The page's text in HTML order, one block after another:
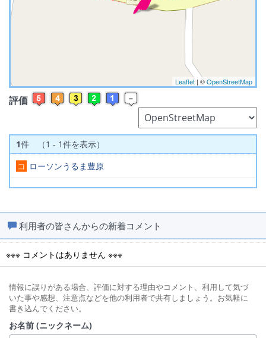
※ マップを検索、表示中です ※
Leaflet | ©OpenStreetMap
評価
1件 （1 - 1件を表示）
コ ローソンうるま豊原
利用者の皆さんからの新着コメント
※※※ コメントはありません ※※※
情報に誤りがある場合、評価に対する理由やコメント、利用して気づ
いた事や感想、注意点などを他の利用者で共有しましょう。お気軽に
書き込んでください。
お名前 (ニックネーム)